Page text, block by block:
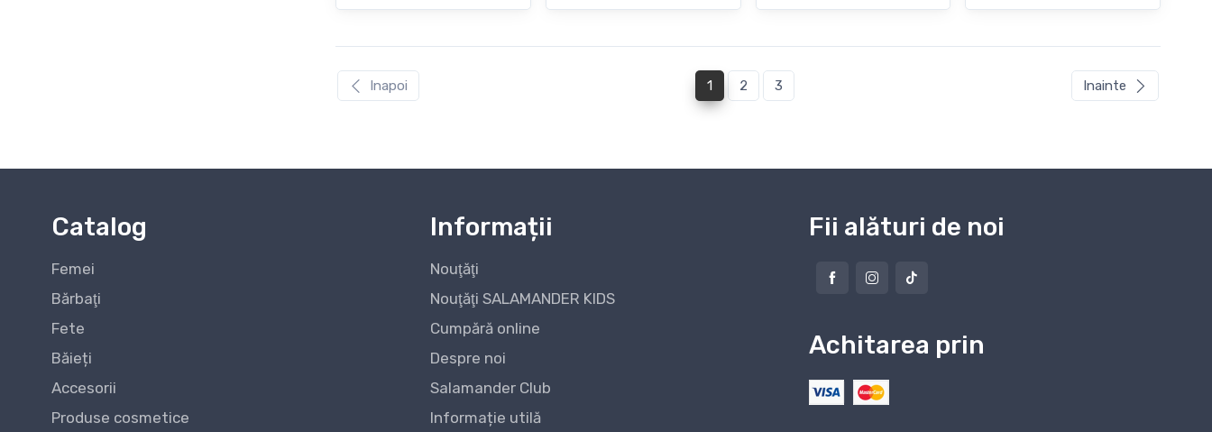
46
Inapoi 1(current)
2 3 Inainte
Catalog
Femei
Bărbaţi
Fete
Băieți
Accesorii
Produse cosmetice
Informații
Nouţăţi
Nouţăţi SALAMANDER KIDS
Cumpără online
Despre noi
Salamander Club
Informație utilă
Fii alături de noi
Achitarea prin